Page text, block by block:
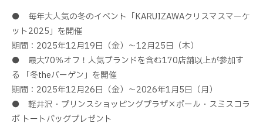
● 毎年大人気の冬のイベント「KARUIZAWAクリスマスマーケ
ット2025」を開催
期間：2025年12月19日（金）～12月25日（木）
● 最大70％オフ！人気ブランドを含む170店舗以上が参加す
る 「冬theバーゲン」を開催
期間：2025年12月26日（金）～2026年1月5日（月）
● 軽井沢・プリンスショッピングプラザ×ポール・スミスコラ
ボ トートバッグプレゼント